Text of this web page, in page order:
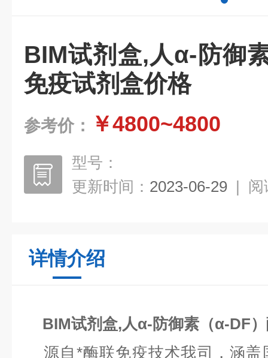
BIM试剂盒,人α-防御
免疫试剂盒价格
参考价： ￥4800~4800
型号：
更新时间： 2023-06-29 | 阅
详情介绍
BIM试剂盒,人α-防御素（α-DF
源自*酶联免疫技术我司，涵盖